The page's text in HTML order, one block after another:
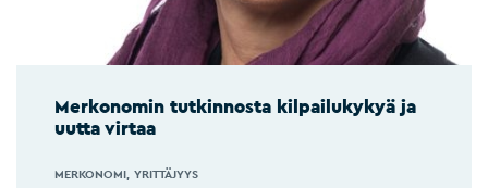
Merkonomin tutkinnosta kilpailukykyä ja
uutta virtaa
MERKONOMI YRITTÄJYYS